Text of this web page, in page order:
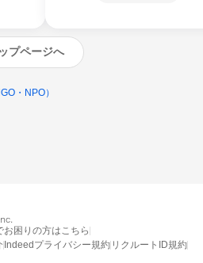
プページへ
・NPO）
ーするとプログラムの詳細案内を
受け取れるようになります
お困りの方はこちら
Indeedプライバシー規約 リクルートID規約